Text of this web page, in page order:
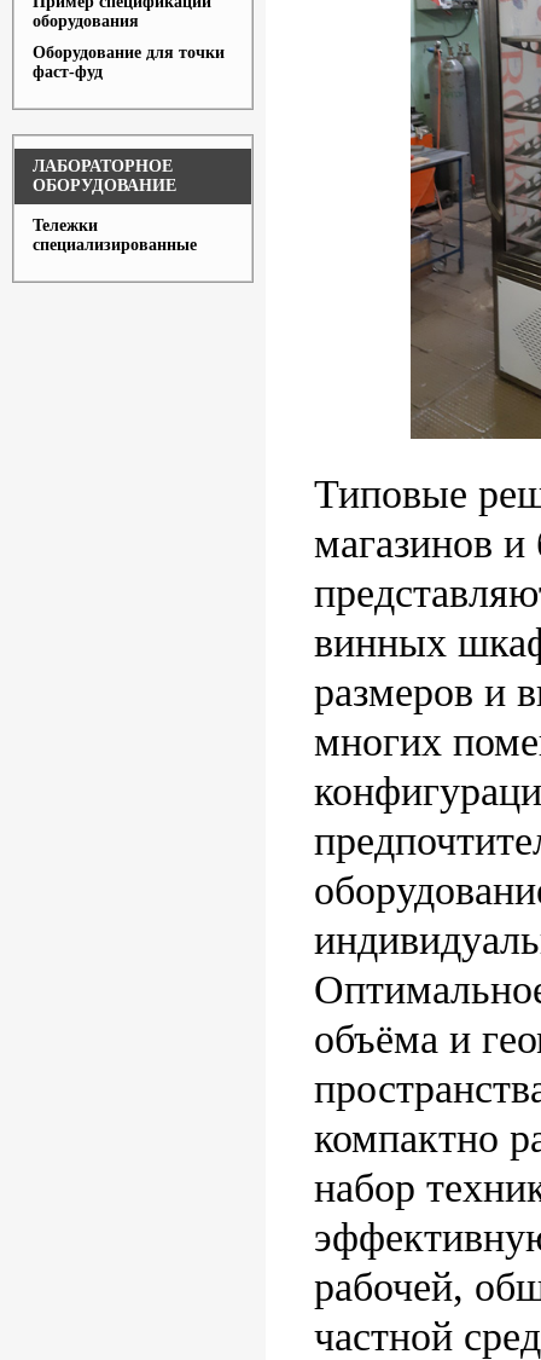
оборудования
Оборудование для точки
фаст-фуд
ЛАБОРАТОРНОЕ
ОБОРУДОВАНИЕ
Тележки
специализированные
Типовые
магазинов и
винных
размеров и
многих
объёма и
компактно
набор
рабочей,
частной